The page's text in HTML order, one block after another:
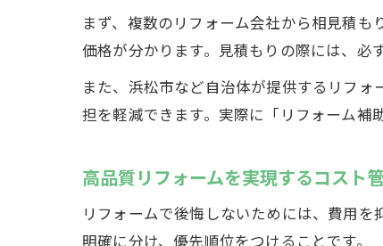
まず、複数のリフォーム会社から相見積
価格が分かります。見積もりの際には、必
また、浜松市など自治体が提供するリフ
担を軽減できます。実際に「リフォーム補
高品質リフォームを実現するコスト
リフォームで後悔しないためには、費用
明確に分け、優先順位をつけることです。